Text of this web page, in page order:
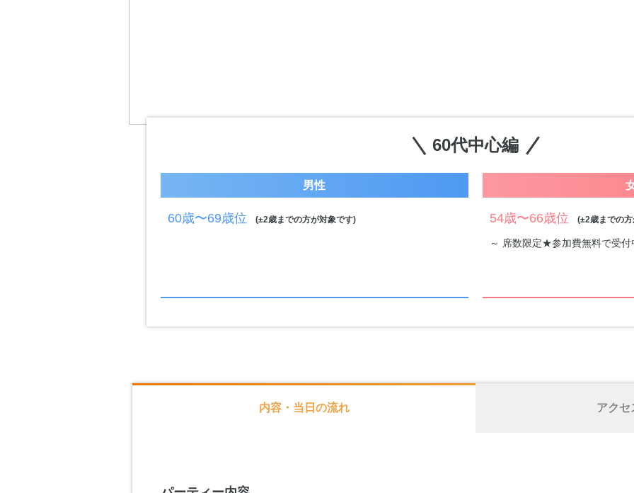
60代中心編
男性
60歳〜69歳位 (±2歳までの方が対象です) 54歳〜66歳位 (±2歳までの方
～ 席数限定★参加費無料で受付
内容・当日の流れ アクセ